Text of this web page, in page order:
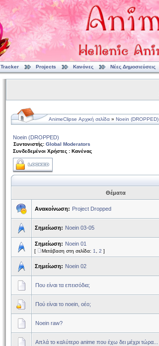
Tracker Projects Κανόνες Νέες Δημοσιεύσεις
AnimeClipse Αρχική σελίδα» Noein (DROPPED)
Noein (DROPPED)
Συντονιστής: Global Moderators
Συνδεδεμένοι Χρήστες : Κανένας
Θέματα
Ανακοίνωση: Project Dropped
Σημείωση: Noein 03-05
Σημείωση: Noein 01
[ Μετάβαση στη σελίδα: 1 2 ]
Σημείωση: Noein 02
Που είναι τα επεισόδια;
Πού είναι το noein, οέο;
Noein raw?
Απλά το καλύτερο anime που έχω δει μέχρι τώρα...